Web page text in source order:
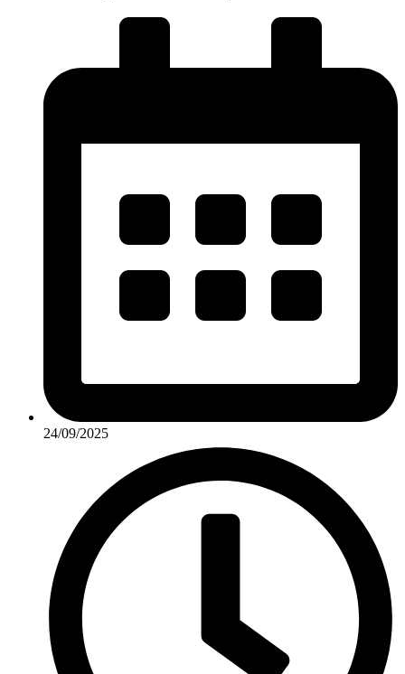
24/09/2025